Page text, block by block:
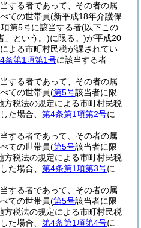
する者であって、その者の属
ての世帯員(新平成18年介護保
第5号に該当する者(以下この
」という。)に限る。)が平成20
よる市町村民税が課されてい
条第1項第1号に該当する者
する者であって、その者の属
ての世帯員(第5号該当者に限
方税法の規定による市町村民税
た場合、 第4条第1項第2号に
する者であって、その者の属
ての世帯員(第5号該当者に限
方税法の規定による市町村民税
た場合、 第4条第1項第3号に
する者であって、その者の属
ての世帯員(第5号該当者に限
方税法の規定による市町村民税
た場合、 第4条第1項第4号に